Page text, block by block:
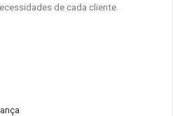
de cada cliente.